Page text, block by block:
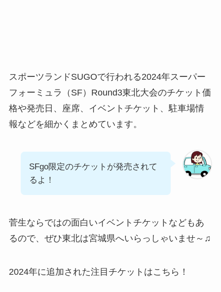
スポーツランドSUGOで行われる2024年スーパー
フォーミュラ（SF）Round3東北大会のチケット価
格や発売日、座席、イベントチケット、駐車場情
報などを細かくまとめています。
SFgo限定のチケットが発売されて
るよ！
菅生ならではの面白いイベントチケットなどもあ
るので、ぜひ東北は宮城県へいらっしゃいませ～♫
2024年に追加された注目チケットはこちら！